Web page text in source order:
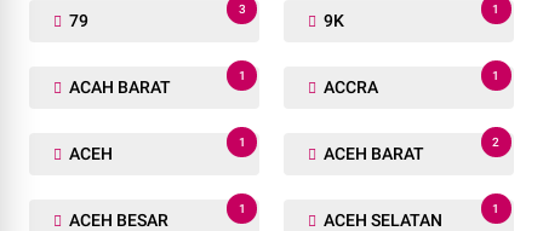
79
3
9K
1
ACAH BARAT
1
ACCRA
1
ACEH
1
ACEH BARAT
2
ACEH BESAR
1
ACEH SELATAN
1